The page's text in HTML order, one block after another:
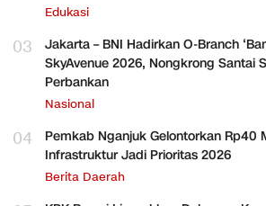
Edukasi
03
Jakarta – BNI Hadirkan O-Branch
SkyAvenue 2026, Nongkrong Santai
Perbankan
Nasional
04
Pemkab Nganjuk Gelontorkan Rp40
Infrastruktur Jadi Prioritas 2026
Berita Daerah